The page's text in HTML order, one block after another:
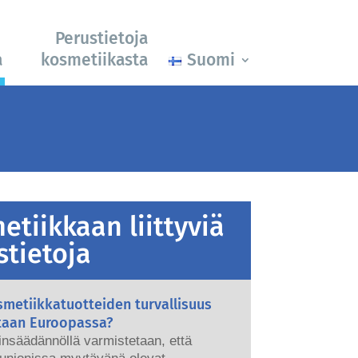
Perustietoja
kosmetiikasta
Suomi
liittyviä
turvallisuus
Euroopassa?
varmistetaan, että